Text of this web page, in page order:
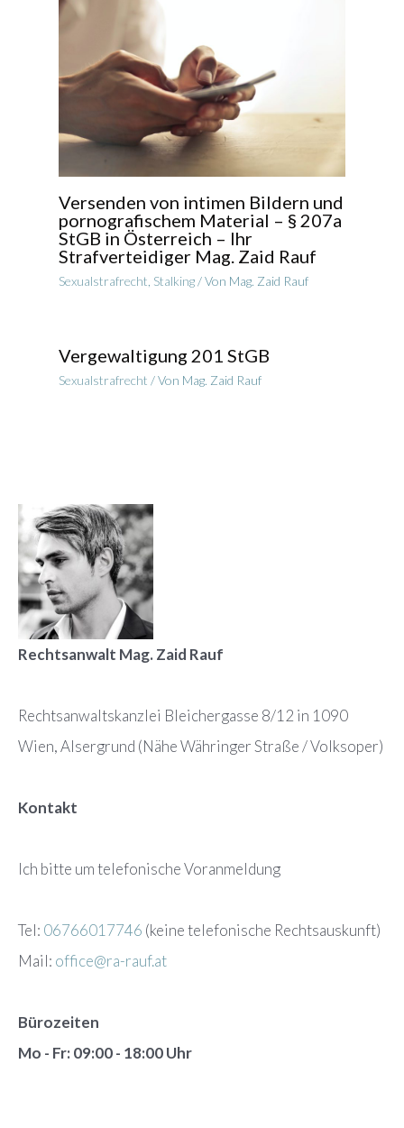
Versenden von intimen Bildern und
pornografischem Material – § 207a
StGB in Österreich – Ihr
Strafverteidiger Mag. Zaid Rauf
Sexualstrafrecht Stalking/ Von Mag. Zaid Rauf
Vergewaltigung 201 StGB
Sexualstrafrecht / Von Mag. Zaid Rauf
Rechtsanwalt Mag. Zaid Rauf
Rechtsanwaltskanzlei Bleichergasse 8/12 in 1090
Wien, Alsergrund (Nähe Währinger Straße / Volksoper)
Kontakt
Ich bitte um telefonische Voranmeldung
Tel: 06766017746 (keine telefonische Rechtsauskunft)
Mail: office@ra-rauf.at
Bürozeiten
Mo - Fr: 09:00 - 18:00 Uhr